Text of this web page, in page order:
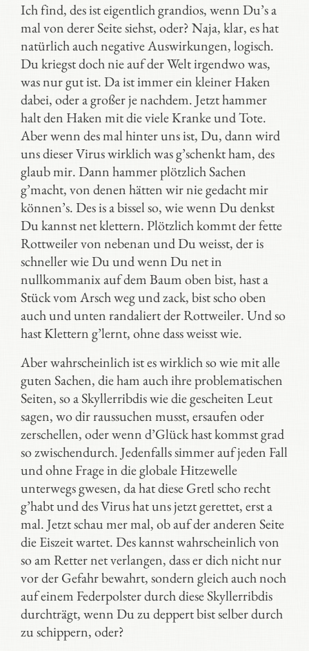
Ich find, des ist eigentlich grandios, wenn Du’s a
mal von derer Seite siehst, oder? Naja, klar, es hat
natürlich auch negative Auswirkungen, logisch.
Du kriegst doch nie auf der Welt irgendwo was,
was nur gut ist. Da ist immer ein kleiner Haken
dabei, oder a großer je nachdem. Jetzt hammer
halt den Haken mit die viele Kranke und Tote.
Aber wenn des mal hinter uns ist, Du, dann wird
uns dieser Virus wirklich was g’schenkt ham, des
glaub mir. Dann hammer plötzlich Sachen
g’macht, von denen hätten wir nie gedacht mir
können’s. Des is a bissel so, wie wenn Du denkst
Du kannst net klettern. Plötzlich kommt der fette
Rottweiler von nebenan und Du weisst, der is
schneller wie Du und wenn Du net in
nullkommanix auf dem Baum oben bist, hast a
Stück vom Arsch weg und zack, bist scho oben
auch und unten randaliert der Rottweiler. Und so
hast Klettern g’lernt, ohne dass weisst wie.
Aber wahrscheinlich ist es wirklich so wie mit alle
guten Sachen, die ham auch ihre problematischen
Seiten, so a Skyllerribdis wie die gescheiten Leut
sagen, wo dir raussuchen musst, ersaufen oder
zerschellen, oder wenn d’Glück hast kommst grad
so zwischendurch. Jedenfalls simmer auf jeden Fall
und ohne Frage in die globale Hitzewelle
unterwegs gwesen, da hat diese Gretl scho recht
g’habt und des Virus hat uns jetzt gerettet, erst a
mal. Jetzt schau mer mal, ob auf der anderen Seite
die Eiszeit wartet. Des kannst wahrscheinlich von
so am Retter net verlangen, dass er dich nicht nur
vor der Gefahr bewahrt, sondern gleich auch noch
auf einem Federpolster durch diese Skyllerribdis
durchträgt, wenn Du zu deppert bist selber durch
zu schippern, oder?